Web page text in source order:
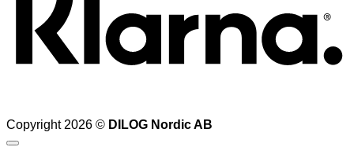
Copyright 2026 © DILOG Nordic AB